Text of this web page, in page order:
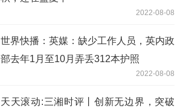
2022-08-08
世界快播：英媒：缺少工作人员，英内政
部去年1月至10月弄丢312本护照
2022-08-08
天天滚动:三湘时评丨创新无边界，突破